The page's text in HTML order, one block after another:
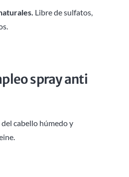
Libre de sulfatos,
spray anti
cabello húmedo y